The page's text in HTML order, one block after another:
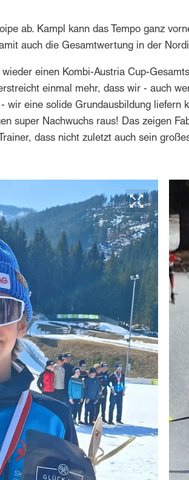
ab. Kampl kann das Tempo ganz
auch die Gesamtwertung in der
einen Kombi-Austria Cup-
einmal mehr, dass wir - auch
wir eine solide Grundausbildung
super Nachwuchs raus! Das zeigen
dass nicht zuletzt auch sein